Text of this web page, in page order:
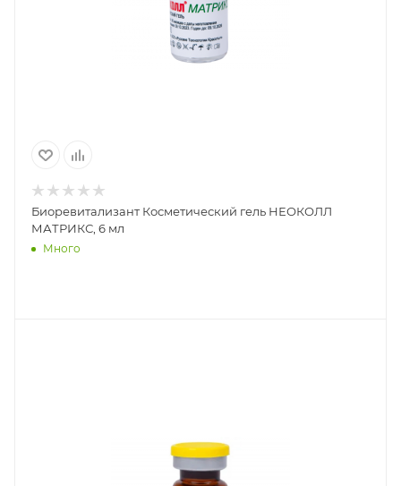
Биоревитализант Косметический гель НЕОКОЛЛ
МАТРИКС, 6 мл
Много